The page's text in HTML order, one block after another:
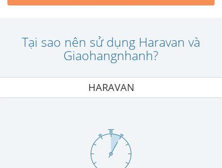
Tại sao nên sử dụng Haravan và
Giaohangnhanh?
HARAVAN